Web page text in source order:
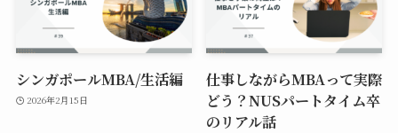
シンガポールMBA/生活編
2026年2月15日
仕事しながらMBAって実際
どう？NUSパートタイム卒
のリアル話